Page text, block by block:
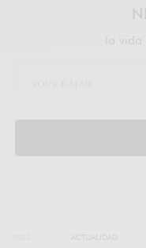
ACTUALIDAD